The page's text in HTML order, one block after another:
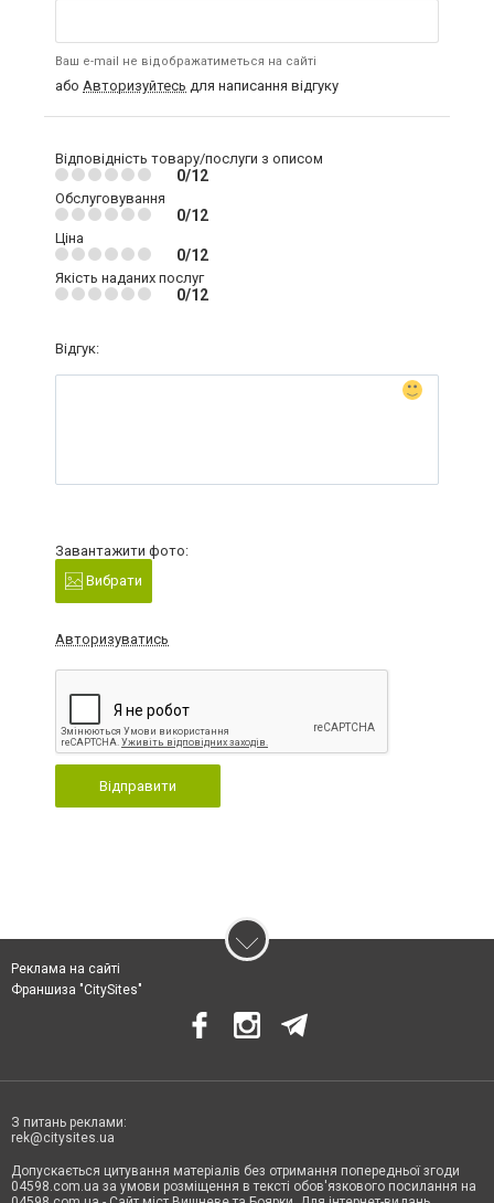
Ваш e-mail не відображатиметься на сайті
або Авторизуйтесь для написання відгуку
Відповідність товару/послуги з описом
0/12
Обслуговування
0/12
Ціна
0/12
Якість наданих послуг
0/12
Відгук:
Завантажити фото:
Вибрати
Авторизуватись
Відправити
Реклама на сайті
Франшиза "CitySites"
З питань реклами:
rek@citysites.ua
Допускається цитування матеріалів без отримання попередньої згоди
04598.com.ua за умови розміщення в тексті обов'язкового посилання на